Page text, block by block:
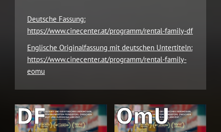
Deutsche Fassung:
https://www.cinecenter.at/programm/rental-family-df
Englische Originalfassung mit deutschen Untertiteln:
https://www.cinecenter.at/programm/rental-family-
eomu